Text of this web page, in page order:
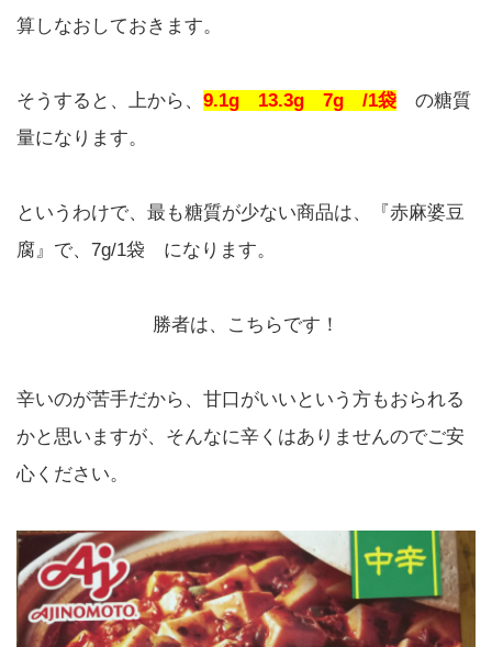
算しなおしておきます。
そうすると、上から、 9.1g 13.3g 7g /1袋 の糖質
量になります。
というわけで、最も糖質が少ない商品は、『赤麻婆豆
腐』で、7g/1袋 になります。
勝者は、こちらです！
辛いのが苦手だから、甘口がいいという方もおられる
かと思いますが、そんなに辛くはありませんのでご安
心ください。